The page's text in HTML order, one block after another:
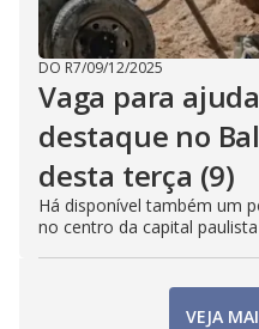
DO R7/09/12/2025
Vaga para
destaque no
desta terça (9)
Há disponível também um
no centro da capital paulista
VEJA